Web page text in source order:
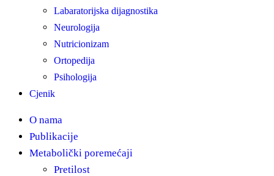
Labaratorijska dijagnostika
Neurologija
Nutricionizam
Ortopedija
Psihologija
Cjenik
O nama
Publikacije
Metabolički poremećaji
Pretilost